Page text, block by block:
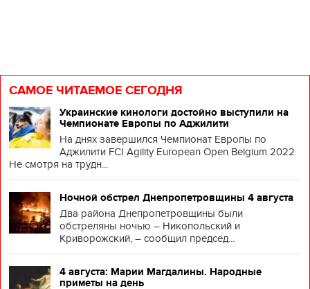
САМОЕ ЧИТАЕМОЕ СЕГОДНЯ
Украинские кинологи достойно выступили на
Чемпионате Европы по Аджилити
На днях завершился Чемпионат Европы по
Аджилити FCI Agility European Open Belgium 2022
Не смотря на трудн...
Ночной обстрел Днепропетровщины 4 августа
Два района Днепропетровщины были
обстреляны ночью – Никопольский и
Криворожский, – сообщил председ...
4 августа: Марии Магдалины. Народные
приметы на день